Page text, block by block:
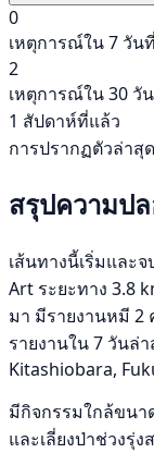
0
เหตุการณ์ใน 7 วัน
2
เหตุการณ์ใน 30 วั
1 สัปดาห์ที่แล้ว
การปรากฏตัวล่าสุด
สรุปความป
เส้นทางนี้เริ่มและ
Art ระยะทาง 3.8
มา มีรายงานหมี 2
รายงานใน 7 วันล่
Kitashiobara,
มีกิจกรรมใกล้ขนา
และเลี่ยงป่าช่วงรุ่